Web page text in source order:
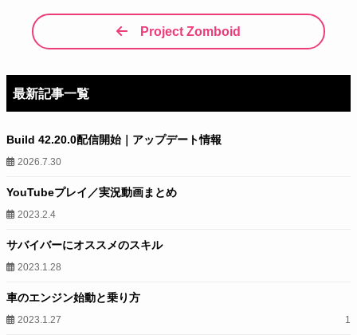
Project Zomboid
最新記事一覧
Build 42.20.0配信開始｜アップデート情報
2026.7.30
YouTubeプレイ／実況動画まとめ
2023.2.4
サバイバーにオススメのスキル
2023.1.28
車のエンジン始動と乗り方
2023.1.27 1